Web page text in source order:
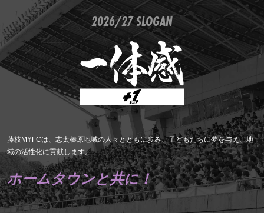
2026/27 SLOGAN
藤枝MYFCは、志太榛原地域の人々とともに歩み、子どもたちに夢を与え、地
域の活性化に貢献します。
ホームタウンと共に！